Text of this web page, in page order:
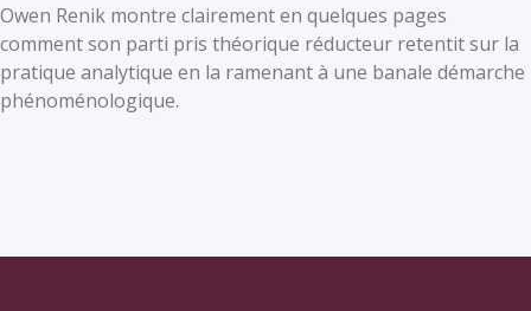
Owen Renik montre clairement en quelques pages
comment son parti pris théorique réducteur retentit sur la
pratique analytique en la ramenant à une banale démarche
phénoménologique.